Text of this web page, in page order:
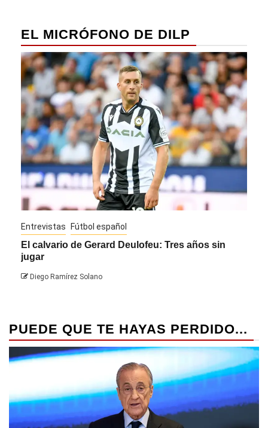
EL MICRÓFONO DE DILP
Entrevistas Fútbol español
El calvario de Gerard Deulofeu: Tres años sin
jugar
Diego Ramírez Solano
PUEDE QUE TE HAYAS PERDIDO...